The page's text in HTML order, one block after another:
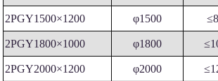
2PGY1500×1200 φ1500
2PGY1800×1000 φ1800
2PGY2000×1200 φ2000